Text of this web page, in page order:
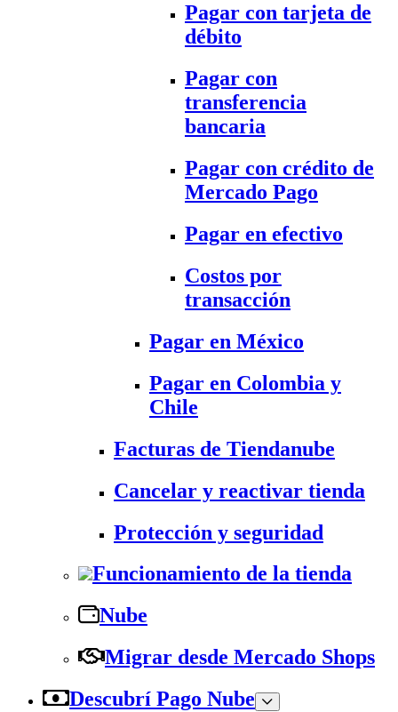
Pagar con tarjeta de
débito
Pagar con
transferencia
bancaria
Pagar con crédito de
Mercado Pago
Pagar en efectivo
Costos por
transacción
Pagar en México
Pagar en Colombia y
Chile
Facturas de Tiendanube
Cancelar y reactivar tienda
Protección y seguridad
Funcionamiento de la tienda
Nube
Migrar desde Mercado Shops
Descubrí Pago Nube